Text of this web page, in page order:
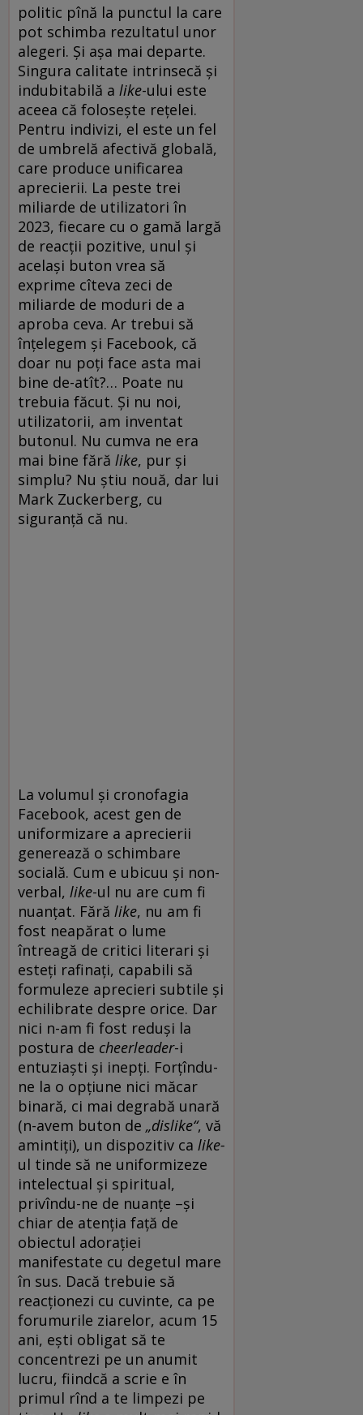
politic pînă la punctul la care
pot schimba rezultatul unor
alegeri. Și așa mai departe.
Singura calitate intrinsecă și
indubitabilă a like-ului este
aceea că folosește rețelei.
Pentru indivizi, el este un fel
de umbrelă afectivă globală,
care produce unificarea
aprecierii. La peste trei
miliarde de utilizatori în
2023, fiecare cu o gamă largă
de reacții pozitive, unul și
același buton vrea să
exprime cîteva zeci de
miliarde de moduri de a
aproba ceva. Ar trebui să
înțelegem și Facebook, că
doar nu poți face asta mai
bine de-atît?… Poate nu
trebuia făcut. Și nu noi,
utilizatorii, am inventat
butonul. Nu cumva ne era
mai bine fără like, pur și
simplu? Nu știu nouă, dar lui
Mark Zuckerberg, cu
siguranță că nu.
La volumul și cronofagia
Facebook, acest gen de
uniformizare a aprecierii
generează o schimbare
socială. Cum e ubicuu și non-
verbal, like-ul nu are cum fi
nuanțat. Fără like, nu am fi
fost neapărat o lume
întreagă de critici literari și
esteți rafinați, capabili să
formuleze aprecieri subtile și
echilibrate despre orice. Dar
nici n-am fi fost reduși la
postura de cheerleader-i
entuziaști și inepți. Forțîndu-
ne la o opțiune nici măcar
binară, ci mai degrabă unară
(n-avem buton de „dislike“, vă
amintiți), un dispozitiv ca like-
ul tinde să ne uniformizeze
intelectual și spiritual,
privîndu-ne de nuanțe –și
chiar de atenția față de
obiectul adorației
manifestate cu degetul mare
în sus. Dacă trebuie să
reacționezi cu cuvinte, ca pe
forumurile ziarelor, acum 15
ani, ești obligat să te
concentrezi pe un anumit
lucru, fiindcă a scrie e în
primul rînd a te limpezi pe